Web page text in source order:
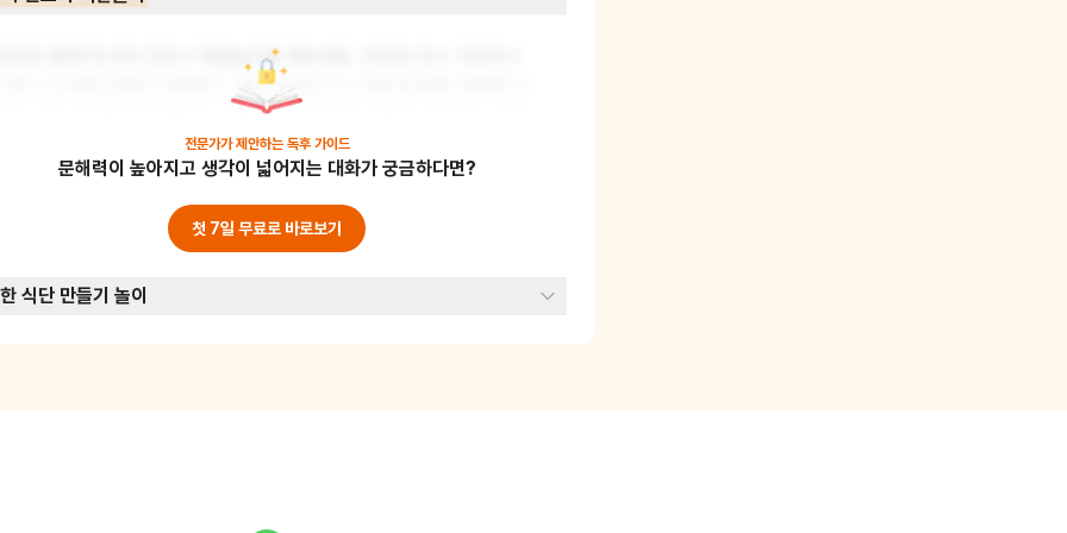
이와 함께 의사와 간호사 역할놀이를 해보세요. 간단한 의사 가운이나
호사 모자를 만들어 착용하고, 장난감 청진기나 체온계 등을 이용해 서
의 건강 상태를 체크해봐요. 이를 통해 의료진의 역할을 이해하고, 병원
문에 대한 두려움을 줄일 수 있어요. 준비물: 의사 가운(흰 옷), 간호사
자(종이로 만들기), 장난감 의료기구(청진기, 체온계 등)
전문가가 제안하는 독후 가이드
문해력이 높아지고 생각이 넓어지는 대화가 궁금하다면?
첫 7일 무료로 바로보기
식단 만들기 놀이